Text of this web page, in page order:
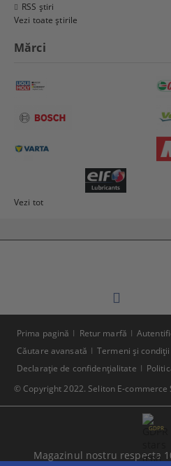
RSS știri
Vezi toate știrile
Mărci
Vezi tot
© Copyright 2022. Seliton E-commerce
Prima pagină Retur marfă
Căutare avansată
Termeni şi condiţii
Declaraţie de confidenţialitate
GDPR
Magazinul nostru respecta